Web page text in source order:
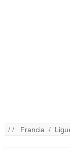
/ / Francia /